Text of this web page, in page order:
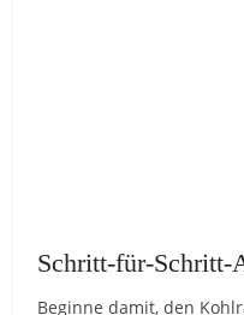
Schritt-für-Schritt-
Beginne damit, den